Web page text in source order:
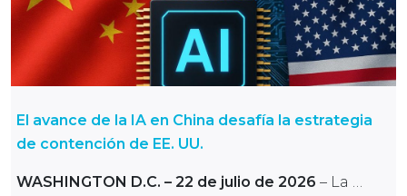
El avance de la IA en China desafía la estrategia
de contención de EE. UU.
WASHINGTON D.C. – 22 de julio de 2026 – La …